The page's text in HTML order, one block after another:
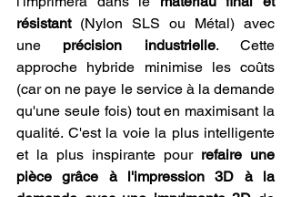
résistant (Nylon SLS ou Métal) avec
une précision industrielle. Cette
approche hybride minimise les coûts
(car on ne paye le service à la demande
qu'une seule fois) tout en maximisant la
qualité. C'est la voie la plus intelligente
et la plus inspirante pour refaire une
pièce grâce à l'impression 3D à la